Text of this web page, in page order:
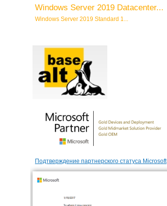
Windows Server 2019 Datacenter...
Windows Server 2019 Standard 1...
Подтверждение партнерского статуса Microsoft